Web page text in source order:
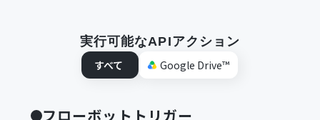
実行可能なAPIアクション
すべて
Google Drive™
フローボットトリガー